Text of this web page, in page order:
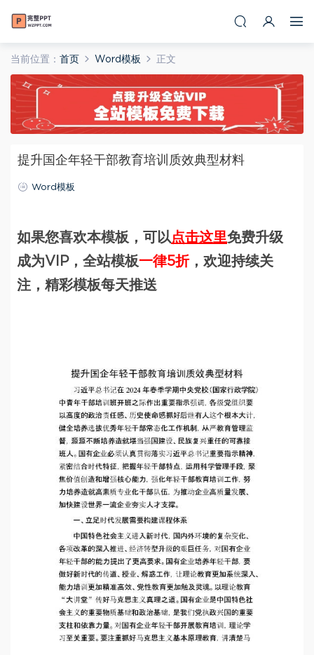
当前位置： 首页 Word模板 正文
提升国企年轻干部教育培训质效典型材料
Word模板
如果您喜欢本模板，可以点击这里免费升级
成为VIP，全站模板一律5折，欢迎持续关
注，精彩模板每天推送